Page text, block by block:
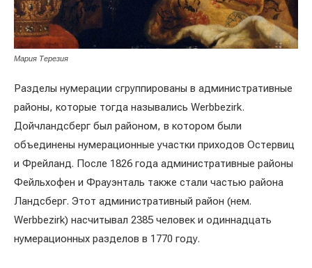
Мария Терезия
Разделы нумерации сгруппированы в административные
районы, которые тогда назывались Werbbezirk.
Дойчландсберг был районом, в котором были
объединены нумерационные участки приходов Остервиц
и Фрейланд. После 1826 года административные районы
Фейльхофен и Фрауэнталь также стали частью района
Ландсберг. Этот административный район (нем.
Werbbezirk) насчитывал 2385 человек и одиннадцать
нумерационных разделов в 1770 году.